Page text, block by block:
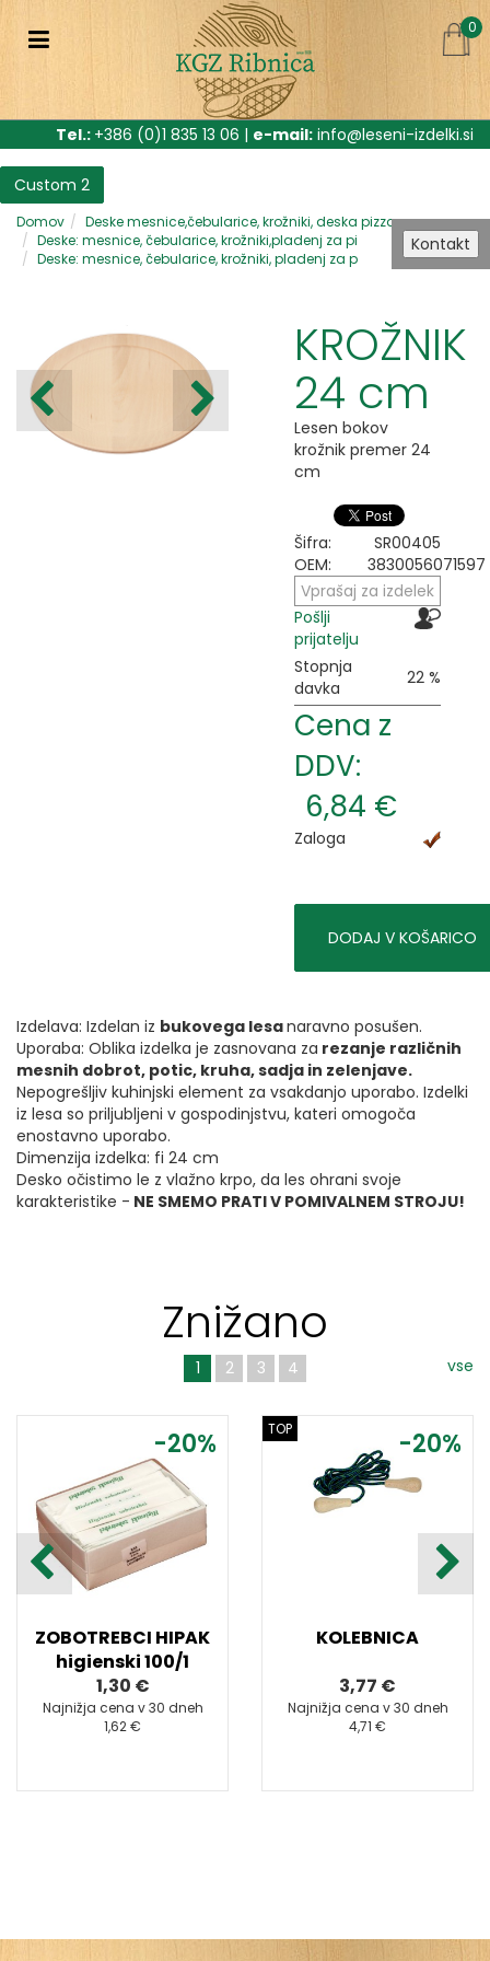
Kontakt
0
Tel.: +386 (0)1 835 13 06 | e-mail: info@leseni-izdelki.si
Custom 2
Domov
Deske mesnice,čebularice, krožniki, deska pizza
Deske: mesnice, čebularice, krožniki,pladenj za pi
Deske: mesnice, čebularice, krožniki, pladenj za p
KROŽNIK
24 cm
Lesen bokov
krožnik premer 24
cm
Šifra:
SR00405
OEM:
3830056071597
Vprašaj za izdelek
Pošlji
prijatelju
Stopnja
davka
22 %
Cena z
DDV:
6,84 €
Zaloga
DODAJ V KOŠARICO
Izdelava: Izdelan iz bukovega lesanaravno posušen.
Uporaba: Oblika izdelka je zasnovana za rezanje različnih
mesnih dobrot, potic, kruha, sadja in zelenjave.
Nepogrešljiv kuhinjski element za vsakdanjo uporabo. Izdelki
iz lesa so priljubljeni v gospodinjstvu, kateri omogoča
enostavno uporabo.
Dimenzija izdelka: fi 24 cm
Desko očistimo le z vlažno krpo, da les ohrani svoje
karakteristike - NE SMEMO PRATI V POMIVALNEM STROJU!
Znižano
vse
1 2 3 4
-20%
ZOBOTREBCI HIPAK
higienski 100/1
1,30 €
Najnižja cena v 30 dneh
1,62 €
-20%
TOP
KOLEBNICA
3,77 €
Najnižja cena v 30 dneh
4,71 €